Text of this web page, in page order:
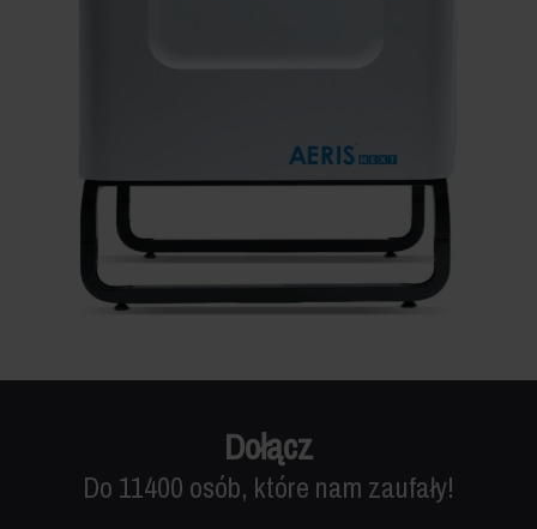
Dołącz
Do 11400 osób, które nam zaufały!